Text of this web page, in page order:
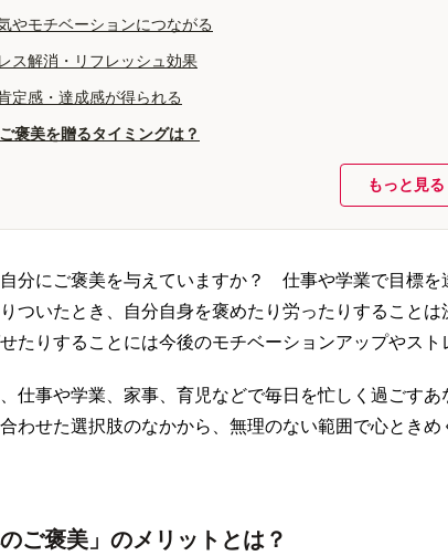
やモチベーションにつながる
ス解消・リフレッシュ効果
定感・達成感が得られる
褒美を贈るタイミングは？
もっと見る
分にご褒美を与えていますか？ 仕事や学業で目標を
ついたとき、自分自身を褒めたり労ったりすること
たりすることには今後のモチベーションアップやスト
仕事や学業、家事、育児などで毎日を忙しく過ごす
わせた選択肢のなかから、無理のない範囲で心とき
のご褒美」のメリットとは？